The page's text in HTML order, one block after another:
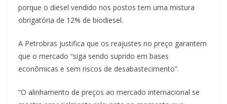
porque o diesel vendido nos postos tem uma mistura
obrigatória de 12% de biodiesel.
A Petrobras justifica que os reajustes no preço garantem
que o mercado “siga sendo suprido em bases
econômicas e sem riscos de desabastecimento”.
“O alinhamento de preços ao mercado internacional se